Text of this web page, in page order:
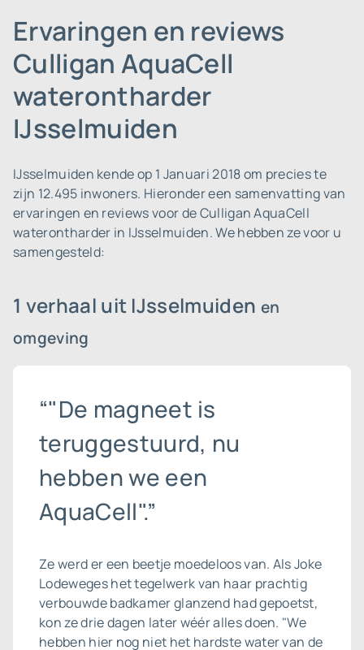
Ervaringen en reviews
Culligan AquaCell
waterontharder
IJsselmuiden
IJsselmuiden kende op 1 Januari 2018 om precies te
zijn 12.495 inwoners. Hieronder een samenvatting van
ervaringen en reviews voor de Culligan AquaCell
waterontharder in IJsselmuiden. We hebben ze voor u
samengesteld:
1 verhaal uit IJsselmuiden en
omgeving
“"De magneet is
teruggestuurd, nu
hebben we een
AquaCell".”
Ze werd er een beetje moedeloos van. Als Joke
Lodeweges het tegelwerk van haar prachtig
verbouwde badkamer glanzend had gepoetst,
kon ze drie dagen later wéér alles doen. "We
hebben hier nog niet het hardste water van de